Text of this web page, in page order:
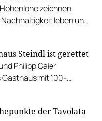
zeichnen
leben und
Steindl ist gerettet
Philipp Gaier
mit 100-
der Tavolata